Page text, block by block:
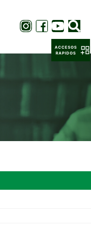
ACCESOS
RAPIDOS